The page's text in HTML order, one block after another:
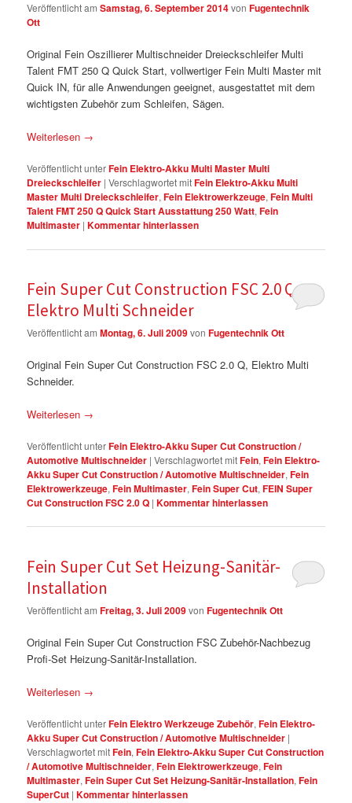
Veröffentlicht amSamstag, 6. September 2014vonFugentechnik
Ott
Original Fein Oszillierer Multischneider Dreieckschleifer Multi
Talent FMT 250 Q Quick Start, vollwertiger Fein Multi Master mit
Quick IN, für alle Anwendungen geeignet, ausgestattet mit dem
wichtigsten Zubehör zum Schleifen, Sägen.
Weiterlesen →
Veröffentlicht unterFein Elektro-Akku Multi Master Multi
Dreieckschleifer |Verschlagwortet mitFein Elektro-Akku Multi
Master Multi Dreieckschleifer,Fein Elektrowerkzeuge,Fein Multi
Talent FMT 250 Q Quick Start Ausstattung 250 Watt,Fein
Multimaster |Kommentar hinterlassen
Fein Super Cut Construction FSC 2.0 Q
Elektro Multi Schneider
Veröffentlicht amMontag, 6. Juli 2009vonFugentechnik Ott
Original Fein Super Cut Construction FSC 2.0 Q, Elektro Multi
Schneider.
Weiterlesen →
Veröffentlicht unterFein Elektro-Akku Super Cut Construction /
Automotive Multischneider |Verschlagwortet mitFein,Fein Elektro-
Akku Super Cut Construction / Automotive Multischneider,Fein
Elektrowerkzeuge,Fein Multimaster,Fein Super Cut,FEIN Super
Cut Construction FSC 2.0 Q |Kommentar hinterlassen
Fein Super Cut Set Heizung-Sanitär-
Installation
Veröffentlicht amFreitag, 3. Juli 2009vonFugentechnik Ott
Original Fein Super Cut Construction FSC Zubehör-Nachbezug
Profi-Set Heizung-Sanitär-Installation.
Weiterlesen →
Veröffentlicht unterFein Elektro Werkzeuge Zubehör,Fein Elektro-
Akku Super Cut Construction / Automotive Multischneider |
Verschlagwortet mitFein,Fein Elektro-Akku Super Cut Construction
/ Automotive Multischneider,Fein Elektrowerkzeuge,Fein
Multimaster,Fein Super Cut Set Heizung-Sanitär-Installation,Fein
SuperCut |Kommentar hinterlassen